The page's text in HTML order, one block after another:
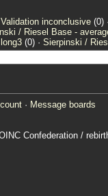
Validation inconclusive (0)
/ Riesel Base -
(0) · Sierpinski /
· Message boards
Confederation /